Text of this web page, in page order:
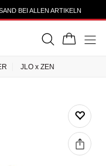
BEI ALLEN ARTIKELN
JLO x ZEN